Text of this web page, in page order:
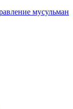
мусульман